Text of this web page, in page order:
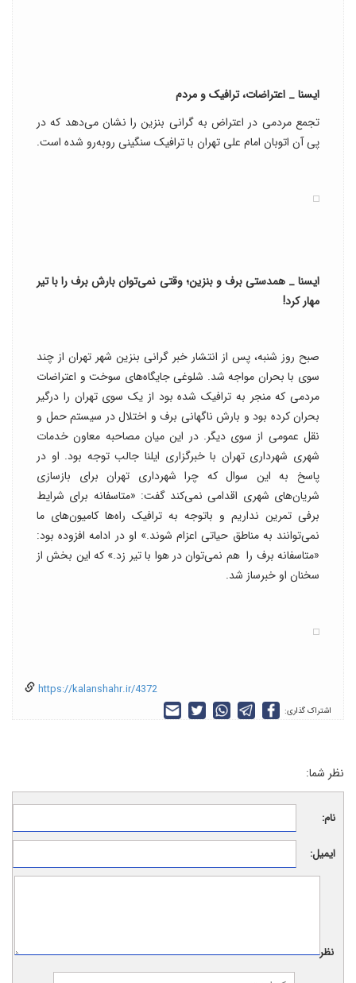
ایسنا _ اعتراضات، ترافیک و مردم
تجمع مردمی در اعتراض به گرانی بنزین را نشان می‌دهد که در
پی آن اتوبان امام علی تهران با ترافیک سنگینی روبه‌رو شده است.
ایسنا _ همدستی برف و بنزین؛ وقتی نمی‌توان بارش برف را با تیر
مهار کرد!
صبح روز شنبه، پس از انتشار خبر گرانی بنزین شهر تهران از چند
سوی با بحران مواجه شد. شلوغی جایگاه‌های سوخت و اعتراضات
مردمی که منجر به ترافیک شده بود از یک سوی تهران را درگیر
بحران کرده بود و بارش ناگهانی برف و اختلال در سیستم حمل و
نقل عمومی از سوی دیگر. در این میان مصاحبه معاون خدمات
شهری شهرداری تهران با خبرگزاری ایلنا جالب توجه بود. او در
پاسخ به این سوال که چرا شهرداری تهران برای بازسازی
شریان‌های شهری اقدامی نمی‌کند گفت: «متاسفانه برای شرایط
برفی تمرین نداریم و باتوجه به ترافیک راه‌ها کامیون‌های ما
نمی‌توانند به مناطق حیاتی اعزام شوند.» او در ادامه افزوده بود:
«متاسفانه برف را هم نمی‌توان در هوا با تیر زد.» که این بخش از
سخنان او خبرساز شد.
https://kalanshahr.ir/4372
اشتراک گذاری:
نظر شما:
نام:
ایمیل:
نظر: